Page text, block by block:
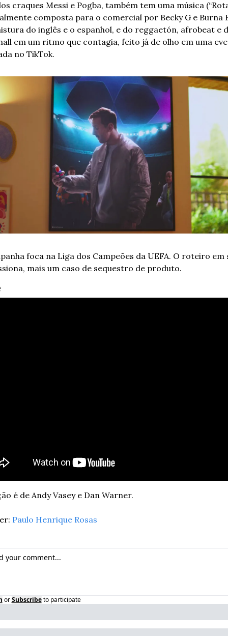
craques Messi e Pogba, também tem uma música
composta para o comercial por Becky G e Burna
do inglês e o espanhol, e do reggaetón, afrobeat e
em um ritmo que contagia, feito já de olho em uma
no TikTok.
foca na Liga dos Campeões da UEFA. O roteiro em
mais um caso de sequestro de produto.
é de Andy Vasey e Dan Warner.
Paulo Henrique Rosas
or Subscribe to participate